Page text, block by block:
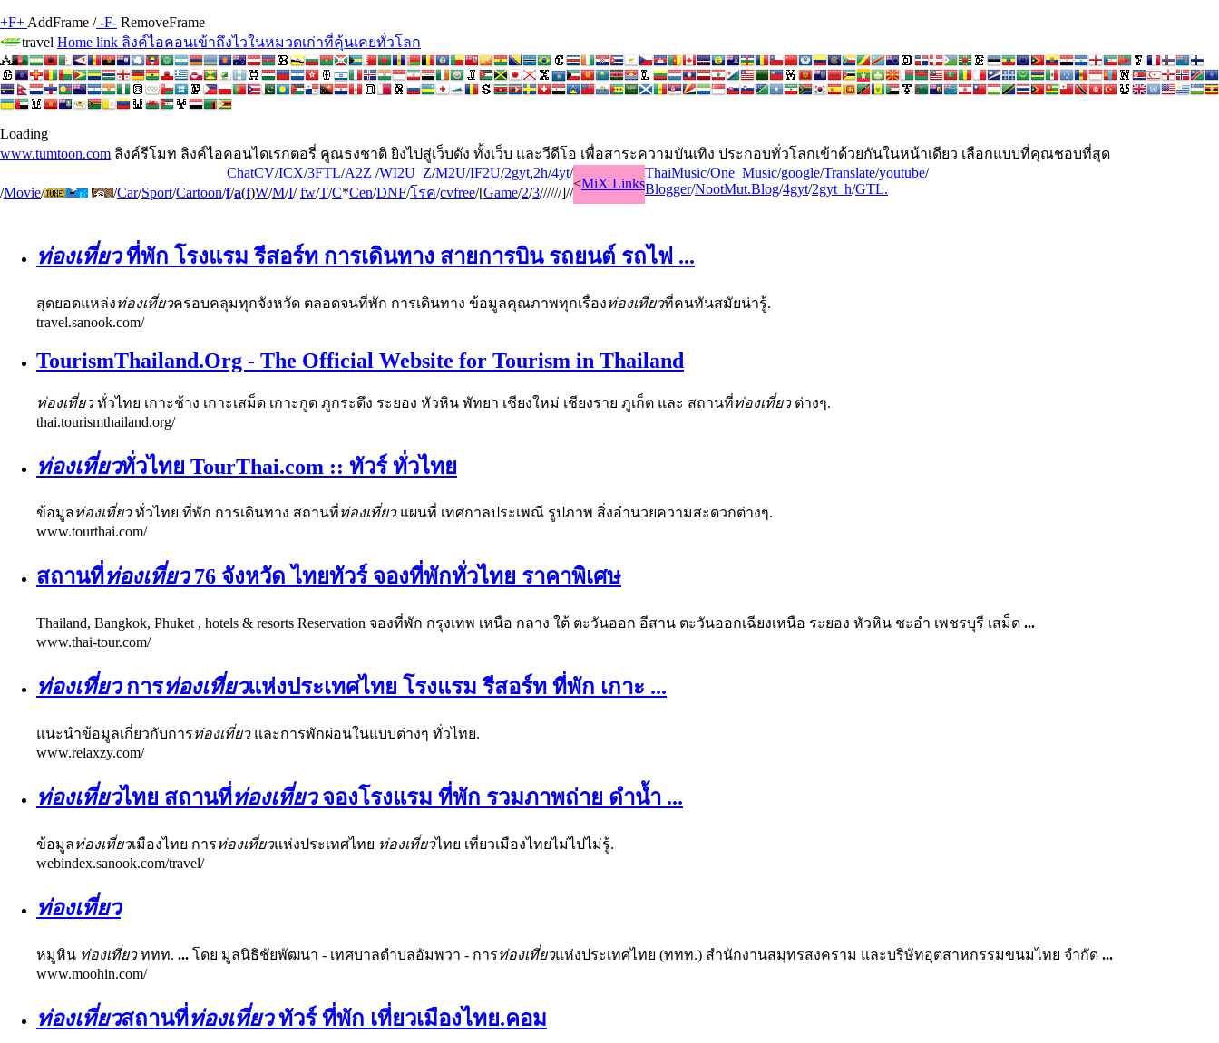
+F+ AddFrame /-F- RemoveFrame
travel Home link ลิงค์ไอคอนเข้าถึงไวในหมวดเก่าที่คุ้นเคยทั่วโลก
Loading
www.tumtoon.com ลิงค์รีโมท ลิงค์ไอคอนไดเรกตอรี่ คูณธงชาติ ยิงไปสู่เว็บดัง ทั้งเว็บ และวีดีโอ เพื่อสาระความบันเทิง ประกอบทั่วโลกเข้าด้วยกันในหน้าเดียว เลือกแบบที่คุณชอบที่สุด
ChatCV/ICX/3FTL/A2Z /WI2U Z/M2U/IF2U/2gyt,2h/4yt/
/Movie/ /Car/Sport/Cartoon/f/a(f)W/M/I/fw/T/C*Cen/DNF/โรค/cvfree/[Game/2/3//////]//
<MiX Links
ThaiMusic/One_Music/google/Translate/youtube/
Blogger/NootMut.Blog/4gyt/2gyt_h/GTL.
ท่องเที่ยวที่พัก โรงแรม รีสอร์ท การเดินทาง สายการบิน รถยนต์ รถไฟ ...
สุดยอดแหล่งท่องเที่ยวครอบคลุมทุกจังหวัด ตลอดจนที่พัก การเดินทาง ข้อมูลคุณภาพทุกเรื่องท่องเที่ยวที่คนทันสมัยน่ารู้.
travel.sanook.com/
TourismThailand.Org - The Official Website for Tourism in Thailand
ท่องเที่ยวทั่วไทย เกาะช้าง เกาะเสม็ด เกาะกูด ภูกระดึง ระยอง หัวหิน พัทยา เชียงใหม่ เชียงราย ภูเก็ต และ สถานที่ท่องเที่ยวต่างๆ.
thai.tourismthailand.org/
ท่องเที่ยวทั่วไทย TourThai.com :: ทัวร์ ทั่วไทย
ข้อมูลท่องเที่ยวทั่วไทย ที่พัก การเดินทาง สถานที่ท่องเที่ยวแผนที่ เทศกาลประเพณี รูปภาพ สิ่งอำนวยความสะดวกต่างๆ.
www.tourthai.com/
สถานที่ท่องเที่ยว76 จังหวัด ไทยทัวร์ จองที่พักทั่วไทย ราคาพิเศษ
Thailand, Bangkok, Phuket , hotels & resorts Reservation จองที่พัก กรุงเทพ เหนือ กลาง ใต้ ตะวันออก อีสาน ตะวันออกเฉียงเหนือ ระยอง หัวหิน ชะอำ เพชรบุรี เสม็ด ...
www.thai-tour.com/
ท่องเที่ยวการท่องเที่ยวแห่งประเทศไทย โรงแรม รีสอร์ท ที่พัก เกาะ ...
แนะนำข้อมูลเกี่ยวกับการท่องเที่ยวและการพักผ่อนในแบบต่างๆ ทั่วไทย.
www.relaxzy.com/
ท่องเที่ยวไทย สถานที่ท่องเที่ยวจองโรงแรม ที่พัก รวมภาพถ่าย ดำน้ำ ...
ข้อมูลท่องเที่ยวเมืองไทย การท่องเที่ยวแห่งประเทศไทย ท่องเที่ยวไทย เที่ยวเมืองไทยไม่ไปไม่รู้.
webindex.sanook.com/travel/
ท่องเที่ยว
หมูหิน ท่องเที่ยวททท. ... โดย มูลนิธิชัยพัฒนา - เทศบาลตำบลอัมพวา - การท่องเที่ยวแห่งประเทศไทย (ททท.) สำนักงานสมุทรสงคราม และบริษัทอุตสาหกรรมขนมไทย จำกัด ...
www.moohin.com/
ท่องเที่ยวสถานที่ท่องเที่ยวทัวร์ ที่พัก เที่ยวเมืองไทย.คอม